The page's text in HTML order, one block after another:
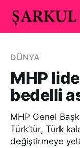
DÜNYA
MHP
bedelli
MHP Genel
Türk’tür, Türk
değiştirmeye